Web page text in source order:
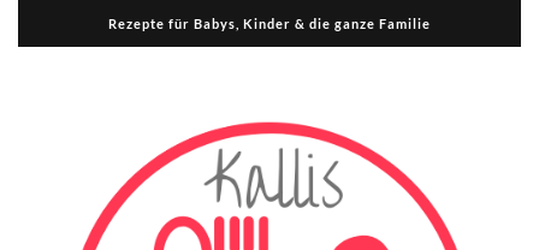
Rezepte für Babys, Kinder & die ganze Familie